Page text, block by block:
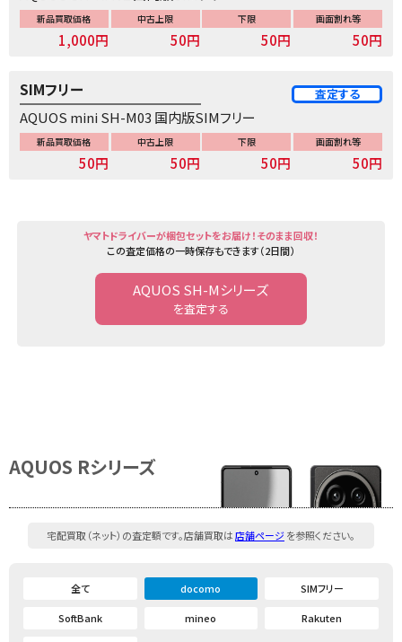
新品買取価格
1,000円
中古上限
50円
下限
50円
画面割れ等
50円
AQUOS mini SH-M03 国内版SIMフリー
SIMフリー 査定する
新品買取価格
50円
中古上限
50円
下限
50円
画面割れ等
50円
ヤマトドライバーが梱包セットをお届け！そのまま回収！
この査定価格の一時保存もできます（2日間）
AQUOS SH-Mシリーズ
を査定する
AQUOS Rシリーズ
宅配買取（ネット）の査定額です。店舗買取は店舗ページを参照ください。
全て docomo SIMフリー
SoftBank mineo Rakuten